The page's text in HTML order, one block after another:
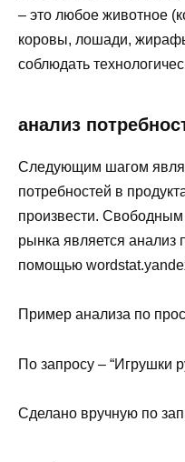
– это любое животное
коровы, лошади,
соблюдать
анализ
Следующим шагом
потребностей в
произвести. Свободным
рынка является анализ
помощью
Пример анализа по
По запросу – “Игрушки
Сделано вручную по